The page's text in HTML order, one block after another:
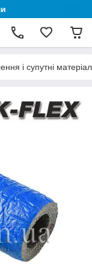
і супутні